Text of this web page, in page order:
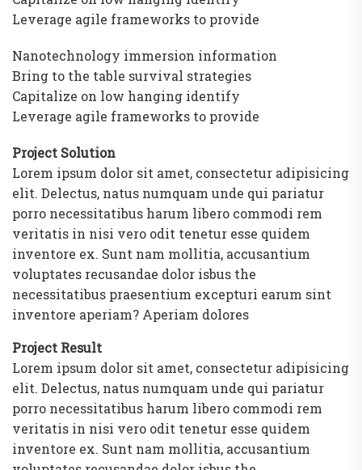
Leverage agile frameworks to provide
Nanotechnology immersion information
Bring to the table survival strategies
Capitalize on low hanging identify
Leverage agile frameworks to provide
Project Solution
Lorem ipsum dolor sit amet, consectetur adipisicing
elit. Delectus, natus numquam unde qui pariatur
porro necessitatibus harum libero commodi rem
veritatis in nisi vero odit tenetur esse quidem
inventore ex. Sunt nam mollitia, accusantium
voluptates recusandae dolor isbus the
necessitatibus praesentium excepturi earum sint
inventore aperiam? Aperiam dolores
Project Result
Lorem ipsum dolor sit amet, consectetur adipisicing
elit. Delectus, natus numquam unde qui pariatur
porro necessitatibus harum libero commodi rem
veritatis in nisi vero odit tenetur esse quidem
inventore ex. Sunt nam mollitia, accusantium